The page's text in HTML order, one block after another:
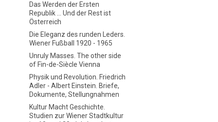
Das Werden der Ersten
Republik ... Und der Rest ist
Österreich
Die Eleganz des runden Leders.
Wiener Fußball 1920 - 1965
Unruly Masses. The other side
of Fin-de-Siècle Vienna
Physik und Revolution. Friedrich
Adler - Albert Einstein. Briefe,
Dokumente, Stellungnahmen
Kultur Macht Geschichte.
Studien zur Wiener Stadtkultur